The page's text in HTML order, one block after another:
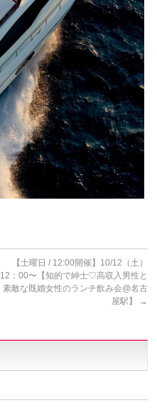
【土曜日 / 12:00開催】10/12（土）
12：00〜【知的で紳士♡高収入男性と
素敵な既婚女性のランチ飲み会@名古
屋駅】
→